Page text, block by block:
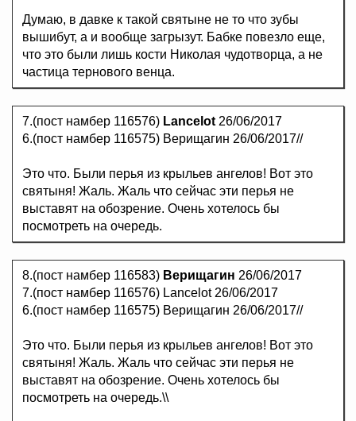
Думаю, в давке к такой святыне не то что зубы
вышибут, а и вообще загрызут. Бабке повезло еще,
что это были лишь кости Николая чудотворца, а не
частица тернового венца.
7.(пост намбер 116576) Lancelot 26/06/2017
6.(пост намбер 116575) Верищагин 26/06/2017//
Это что. Были перья из крыльев ангелов! Вот это
святыня! Жаль. Жаль что сейчас эти перья не
выставят на обозрение. Очень хотелось бы
посмотреть на очередь.
8.(пост намбер 116583) Верищагин 26/06/2017
7.(пост намбер 116576) Lancelot 26/06/2017
6.(пост намбер 116575) Верищагин 26/06/2017//
Это что. Были перья из крыльев ангелов! Вот это
святыня! Жаль. Жаль что сейчас эти перья не
выставят на обозрение. Очень хотелось бы
посмотреть на очередь.\\